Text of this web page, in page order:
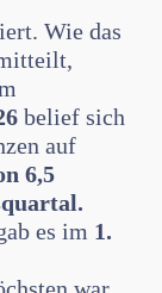
Wie das
belief sich
auf
6,5
es im 1.